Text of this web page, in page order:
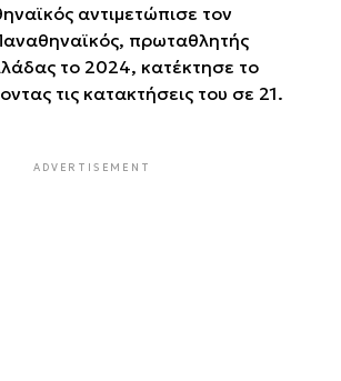
αντιμετώπισε τον
πρωταθλητής
το 2024, κατέκτησε το
τις κατακτήσεις του σε 21.
ADVERTISEMENT